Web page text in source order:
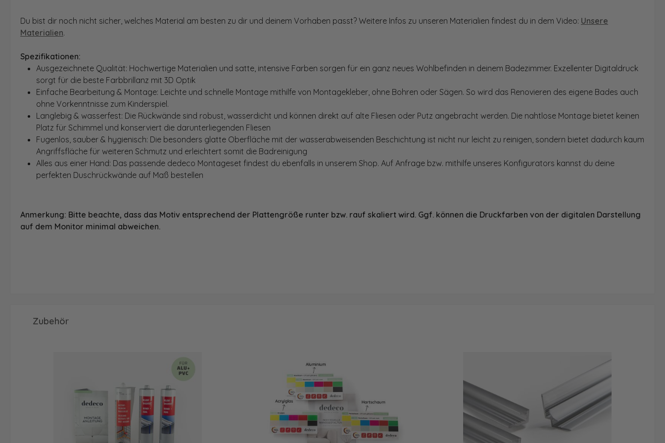
Du bist dir noch nicht sicher, welches Material am besten zu dir und deinem Vorhaben passt? Weitere Infos zu unseren Materialien findest du in dem Video: Unsere
Materialien.
Spezifikationen:
Ausgezeichnete Qualität: Hochwertige Materialien und satte, intensive Farben sorgen für ein ganz neues Wohlbefinden in deinem Badezimmer. Exzellenter Digitaldruck
sorgt für die beste Farbbrillanz mit 3D Optik
Einfache Bearbeitung & Montage: Leichte und schnelle Montage mithilfe von Montagekleber, ohne Bohren oder Sägen. So wird das Renovieren des eigene Bades auch
ohne Vorkenntnisse zum Kinderspiel.
Langlebig & wasserfest: Die Rückwände sind robust, wasserdicht und können direkt auf alte Fliesen oder Putz angebracht werden. Die nahtlose Montage bietet keinen
Platz für Schimmel und konserviert die darunterliegenden Fliesen
Fugenlos, sauber & hygienisch: Die besonders glatte Oberfläche mit der wasserabweisenden Beschichtung ist nicht nur leicht zu reinigen, sondern bietet dadurch kaum
Angriffsfläche für weiteren Schmutz und erleichtert somit die Badreinigung
Alles aus einer Hand: Das passende dedeco Montageset findest du ebenfalls in unserem Shop. Auf Anfrage bzw. mithilfe unseres Konfigurators kannst du deine
perfekten Duschrückwände auf Maß bestellen
Anmerkung: Bitte beachte, dass das Motiv entsprechend der Plattengröße runter bzw. rauf skaliert wird. Ggf. können die Druckfarben von der digitalen Darstellung
auf dem Monitor minimal abweichen.
Produktgalerie überspringen
Zubehör